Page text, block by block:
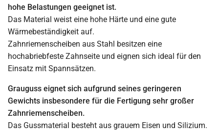
hohe Belastungen geeignet ist.
Das Material weist eine hohe Härte und eine gute
Wärmebeständigkeit auf.
Zahnriemenscheiben aus Stahl besitzen eine
hochabriebfeste Zahnseite und eignen sich ideal für den
Einsatz mit Spannsätzen.
Grauguss eignet sich aufgrund seines geringeren
Gewichts insbesondere für die Fertigung sehr großer
Zahnriemenscheiben.
Das Gussmaterial besteht aus grauem Eisen und Silizium.